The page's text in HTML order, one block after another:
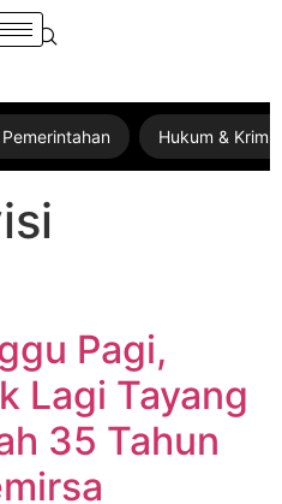
Hukum &
Pagi,
Lagi Tayang
35 Tahun